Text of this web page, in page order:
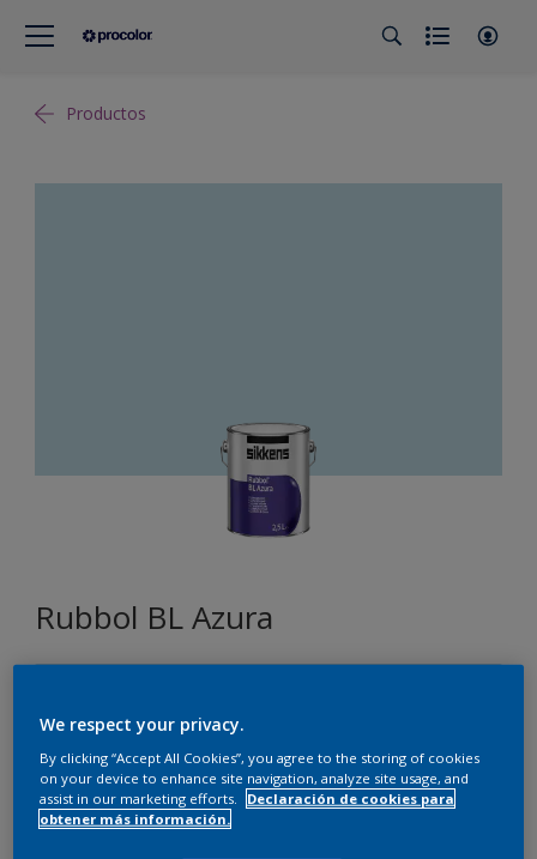
Productos
Rubbol BL Azura
Tamaño
1 litros
We respect your privacy.
By clicking “Accept All Cookies”, you agree to the storing of cookies
on your device to enhance site navigation, analyze site usage, and
assist in our marketing efforts.
Declaración de cookies para
obtener más información.